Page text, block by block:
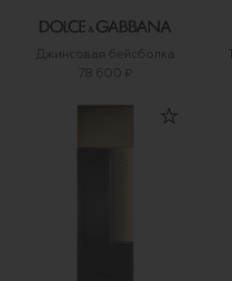
Джинсовая бейсболка
78 600 ₽